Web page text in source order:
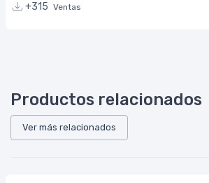
+315 Ventas
Productos relacionados
Ver más relacionados